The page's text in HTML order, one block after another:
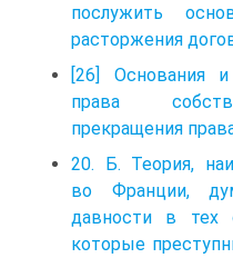
послужить
расторжения
[26] Основания
права
прекращения
20. Б. Теория,
во Франции,
давности в тех
которые